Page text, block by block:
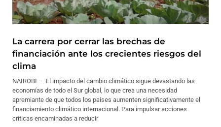
La carrera por cerrar las brechas de
financiación ante los crecientes riesgos del
clima
NAIROBI – El impacto del cambio climático sigue devastando las
economías de todo el Sur global, lo que crea una necesidad
apremiante de que todos los países aumenten significativamente el
financiamiento climático internacional. Para impulsar acciones
críticas encaminadas a reducir